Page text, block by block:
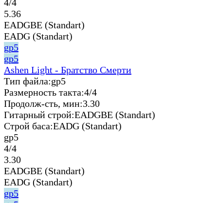
4/4
5.36
EADGBE (Standart)
EADG (Standart)
gp5
gp5
Ashen Light - Братство Смерти
Тип файла:gp5
Размерность такта:4/4
Продолж-сть, мин:3.30
Гитарный строй:EADGBE (Standart)
Строй баса:EADG (Standart)
gp5
4/4
3.30
EADGBE (Standart)
EADG (Standart)
gp5